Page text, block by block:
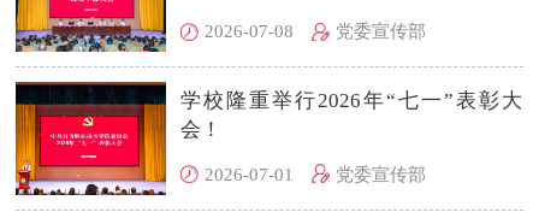
2026-07-08 党委宣传部
学校隆重举行2026年“七一”表彰大
会！
2026-07-01 党委宣传部